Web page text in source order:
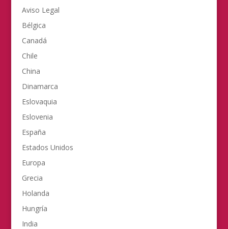
Aviso Legal
Bélgica
Canadá
Chile
China
Dinamarca
Eslovaquia
Eslovenia
España
Estados Unidos
Europa
Grecia
Holanda
Hungría
India